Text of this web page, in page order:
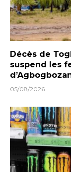
Décès de
suspend les
05/08/2026